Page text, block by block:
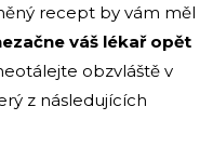
recept by vám měl
váš lékař opět
obzvláště v
z následujících